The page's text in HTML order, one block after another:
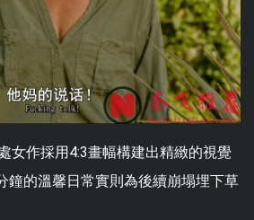
女作採用4:3畫幅構建出精緻的視覺
鐘的溫馨日常實則為後續崩塌埋下草